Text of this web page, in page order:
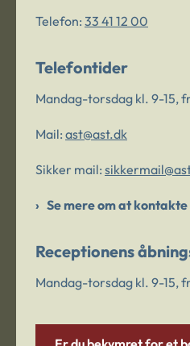
Telefon: 33 41 12 00
Telefontider
Mandag-torsdag kl. 9-15,
Mail: ast@ast.dk
Sikker mail:
Se mere om at
Receptionens
Mandag-torsdag kl. 9-15,